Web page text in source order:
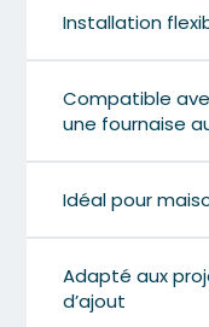
Installation
Compatible
une fournaise
Idéal pour
Adapté aux
d’ajout